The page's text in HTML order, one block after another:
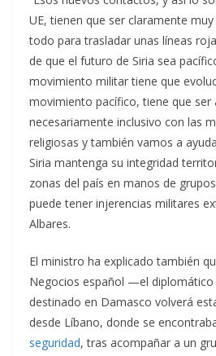
UE, tienen que ser claramente
todo para trasladar unas líneas
de que el futuro de Siria sea
movimiento militar tiene que
movimiento pacífico, tiene que ser
necesariamente inclusivo con las
religiosas y también vamos a
Siria mantenga su integridad
zonas del país en manos de
puede tener injerencias militares
Albares.
El ministro ha explicado también
Negocios español —el
destinado en Damasco volverá
desde Líbano, donde se
seguridad, tras acompañar a un